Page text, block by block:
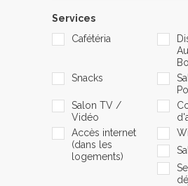
Services
Cafétéria
Snacks
Salon TV /
Vidéo
Accès internet
(dans les
logements)